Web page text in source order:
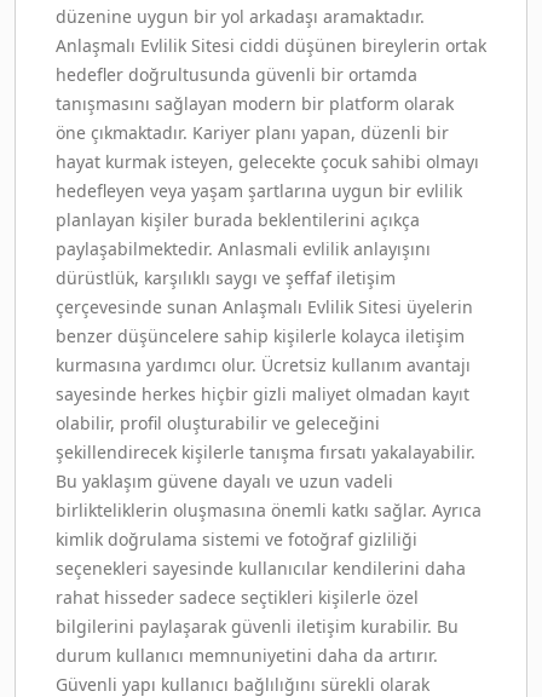
düzenine uygun bir yol arkadaşı aramaktadır.
Anlaşmalı Evlilik Sitesi ciddi düşünen bireylerin ortak
hedefler doğrultusunda güvenli bir ortamda
tanışmasını sağlayan modern bir platform olarak
öne çıkmaktadır. Kariyer planı yapan, düzenli bir
hayat kurmak isteyen, gelecekte çocuk sahibi olmayı
hedefleyen veya yaşam şartlarına uygun bir evlilik
planlayan kişiler burada beklentilerini açıkça
paylaşabilmektedir. Anlasmali evlilik anlayışını
dürüstlük, karşılıklı saygı ve şeffaf iletişim
çerçevesinde sunan Anlaşmalı Evlilik Sitesi üyelerin
benzer düşüncelere sahip kişilerle kolayca iletişim
kurmasına yardımcı olur. Ücretsiz kullanım avantajı
sayesinde herkes hiçbir gizli maliyet olmadan kayıt
olabilir, profil oluşturabilir ve geleceğini
şekillendirecek kişilerle tanışma fırsatı yakalayabilir.
Bu yaklaşım güvene dayalı ve uzun vadeli
birlikteliklerin oluşmasına önemli katkı sağlar. Ayrıca
kimlik doğrulama sistemi ve fotoğraf gizliliği
seçenekleri sayesinde kullanıcılar kendilerini daha
rahat hisseder sadece seçtikleri kişilerle özel
bilgilerini paylaşarak güvenli iletişim kurabilir. Bu
durum kullanıcı memnuniyetini daha da artırır.
Güvenli yapı kullanıcı bağlılığını sürekli olarak